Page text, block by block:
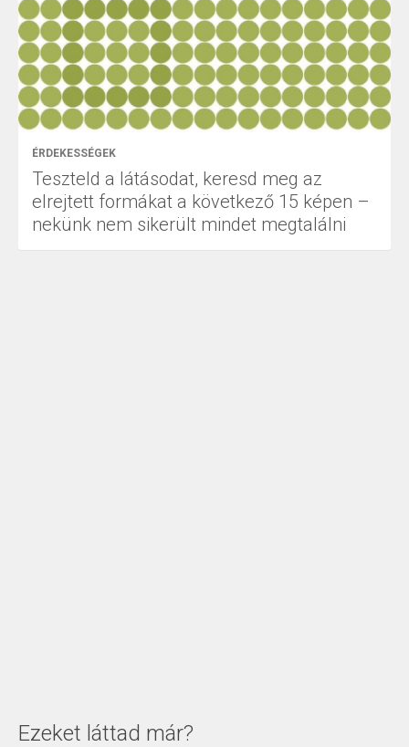
ÉRDEKESSÉGEK
Teszteld a látásodat, keresd meg az
elrejtett formákat a következő 15 képen –
nekünk nem sikerült mindet megtalálni
Ezeket láttad már?